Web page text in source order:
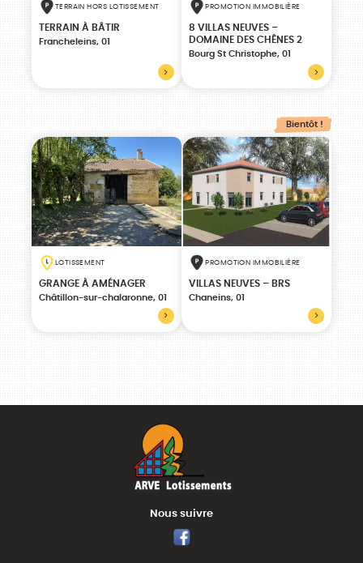
TERRAIN HORS LOTISSEMENT
TERRAIN À BÂTIR
Francheleins, 01
PROMOTION IMMOBILIÈRE
8 VILLAS NEUVES –
DOMAINE DES CHÊNES 2
Bourg St Christophe, 01
LOTISSEMENT
GRANGE À AMÉNAGER
Châtillon-sur-chalaronne, 01
Bientôt !
PROMOTION IMMOBILIÈRE
VILLAS NEUVES – BRS
Chaneins, 01
Nous suivre
Facebook